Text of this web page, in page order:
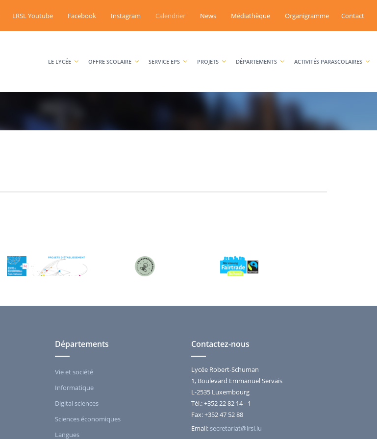
LRSL Youtube Facebook Instagram Calendrier News Médiathèque Organigramme Contact
LE LYCÉE OFFRE SCOLAIRE SERVICE EPS PROJETS DÉPARTEMENTS ACTIVITÉS PARASCOLAIRES
Départements
Vie et société
Informatique
Digital sciences
Sciences économiques
Langues
Contactez-nous
Lycée Robert-Schuman
1, Boulevard Emmanuel Servais
L-2535 Luxembourg
Tél.: +352 22 82 14 - 1
Fax: +352 47 52 88
Email: secretariat@lrsl.lu